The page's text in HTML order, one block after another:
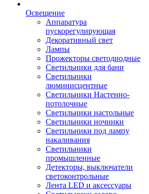
Освещение
Аппаратура
пускорегулирующая
Декоративный свет
Лампы
Прожекторы светодиодные
Светильники для бани
Светильники
люминисцентные
Светильники Настенно-
потолочные
Светильники настольные
Светильники ночники
Светильники под лампу
накаливания
Светильники
промышленные
Детекторы, выключатели
светоконтрольные
Лента LED и аксессуары